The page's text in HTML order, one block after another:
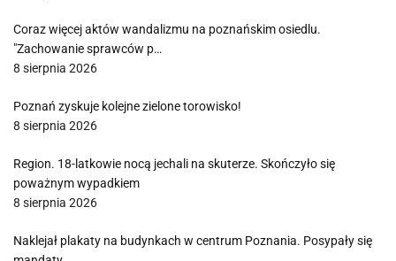
Coraz więcej aktów wandalizmu na poznańskim osiedlu.
"Zachowanie sprawców p…
8 sierpnia 2026
Poznań zyskuje kolejne zielone torowisko!
8 sierpnia 2026
Region. 18-latkowie nocą jechali na skuterze. Skończyło się
poważnym wypadkiem
8 sierpnia 2026
Naklejał plakaty na budynkach w centrum Poznania. Posypały się